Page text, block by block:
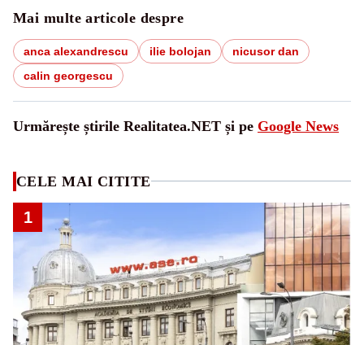
Mai multe articole despre
anca alexandrescu ilie bolojan
nicusor dan
calin georgescu
Urmărește știrile Realitatea.NET și pe Google News
CELE MAI CITITE
1